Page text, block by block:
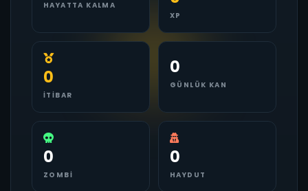
HAYATTA KALMA
XP
0
İTIBAR
0
GÜNLÜK KAN
0
ZOMBI
0
HAYDUT